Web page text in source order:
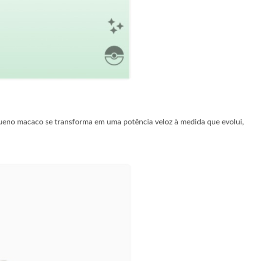
macaco se transforma em uma potência veloz à medida que evolui,